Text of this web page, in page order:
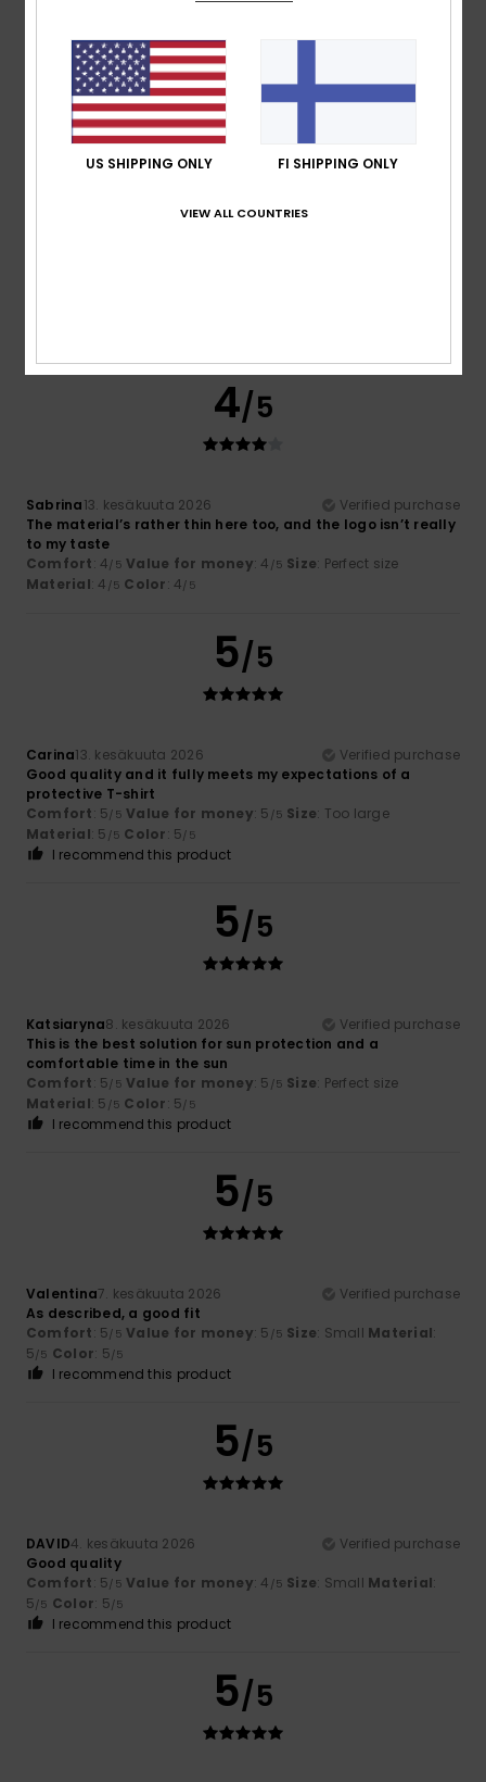
Good product
Comfort: 4/5 Value for money
Material: 4/5 Color: 4/5
5
4/5
Sabrina13. kesäkuuta 2026
Verified purchase
The material’s rather thin here too, and the logo isn’t really
to my taste
Comfort: 4/5 Value for money: 4 /5 Size: Perfect size
Material: 4 /5 Color: 4/5
5/5
Carina13. kesäkuuta 2026
Verified purchase
Good quality and it fully meets my expectations of a
protective T-shirt
Comfort: 5/5 Value for money: 5 /5 Size: Too large
Material: 5 /5 Color: 5/5
I recommend this product
5/5
Katsiaryna8. kesäkuuta 2026
Verified purchase
This is the best solution for sun protection and a
comfortable time in the sun
Comfort: 5/5 Value for money: 5 /5 Size: Perfect size
Material: 5 /5 Color: 5/5
I recommend this product
5/5
Valentina7. kesäkuuta 2026
Verified purchase
As described, a good fit
Comfort: 5/5 Value for money: 5 /5 Size: Small Material:
5/5 Color: 5/5
I recommend this product
5/5
DAVID4. kesäkuuta 2026
Verified purchase
Good quality
Comfort: 5/5 Value for money: 4 /5 Size: Small Material:
5/5 Color: 5/5
I recommend this product
5/5
US SHIPPING ONLY FI SHIPPING ONLY
VIEW ALL COUNTRIES